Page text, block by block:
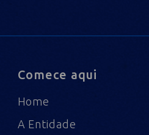
Comece aqui
Home
A Entidade